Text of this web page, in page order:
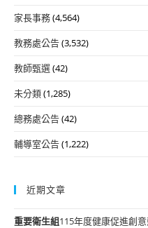
家長事務(4,564)
教務處公告(3,532)
教師甄選(42)
未分類(1,285)
總務處公告(42)
輔導室公告(1,222)
近期文章
重要衛生組115年度健康促進創